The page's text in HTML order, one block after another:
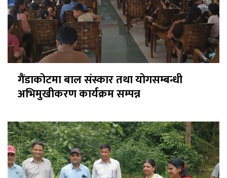
गैंडाकोटमा बाल संस्कार तथा योगसम्बन्धी
अभिमुखीकरण कार्यक्रम सम्पन्न